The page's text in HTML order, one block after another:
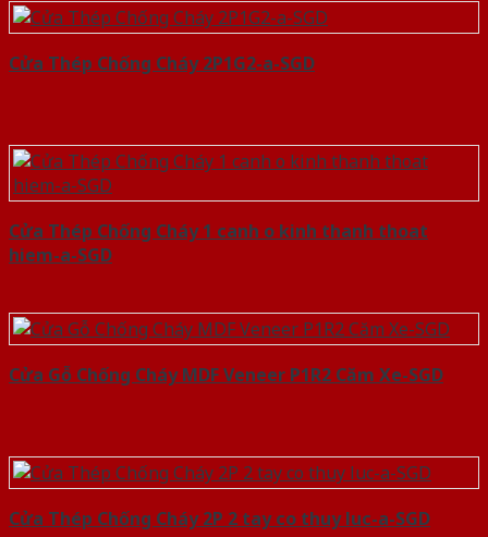
Cửa Thép Chống Cháy 2P1G2-a-SGD
Cửa Thép Chống Cháy 1 canh o kinh thanh thoat
hiem-a-SGD
Cửa Gỗ Chống Cháy MDF Veneer P1R2 Căm Xe-SGD
Cửa Thép Chống Cháy 2P 2 tay co thuy luc-a-SGD